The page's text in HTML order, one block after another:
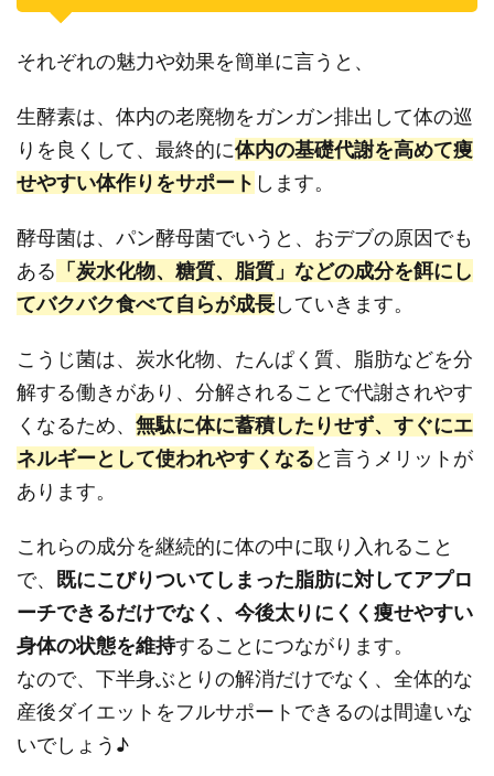
それぞれの魅力や効果を簡単に言うと、
生酵素は、体内の老廃物をガンガン排出して体の巡
りを良くして、最終的に体内の基礎代謝を高めて痩
せやすい体作りをサポート します。
酵母菌は、パン酵母菌でいうと、おデブの原因でも
ある 「炭水化物、糖質、脂質」などの成分を餌にし
てバクバク食べて自らが成長していきます。
こうじ菌は、炭水化物、たんぱく質、脂肪などを分
解する働きがあり、分解されることで代謝されやす
くなるため、 無駄に体に蓄積したりせず、すぐにエ
ネルギーとして使われやすくなると言うメリットが
あります。
これらの成分を継続的に体の中に取り入れること
で、
既にこびりついてしまった脂肪に対してアプロ
ーチできるだけでなく、今後太りにくく痩せやすい
身体の状態を維持することにつながります。
なので、下半身ぶとりの解消だけでなく、全体的な
産後ダイエットをフルサポートできるのは間違いな
いでしょう♪